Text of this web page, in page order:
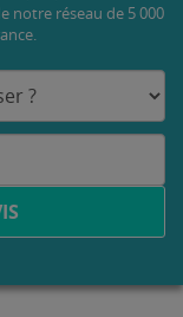
notre réseau de 5 000